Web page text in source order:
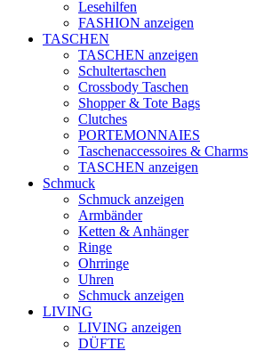
Lesehilfen
FASHION anzeigen
TASCHEN
TASCHEN anzeigen
Schultertaschen
Crossbody Taschen
Shopper & Tote Bags
Clutches
PORTEMONNAIES
Taschenaccessoires & Charms
TASCHEN anzeigen
Schmuck
Schmuck anzeigen
Armbänder
Ketten & Anhänger
Ringe
Ohrringe
Uhren
Schmuck anzeigen
LIVING
LIVING anzeigen
DÜFTE